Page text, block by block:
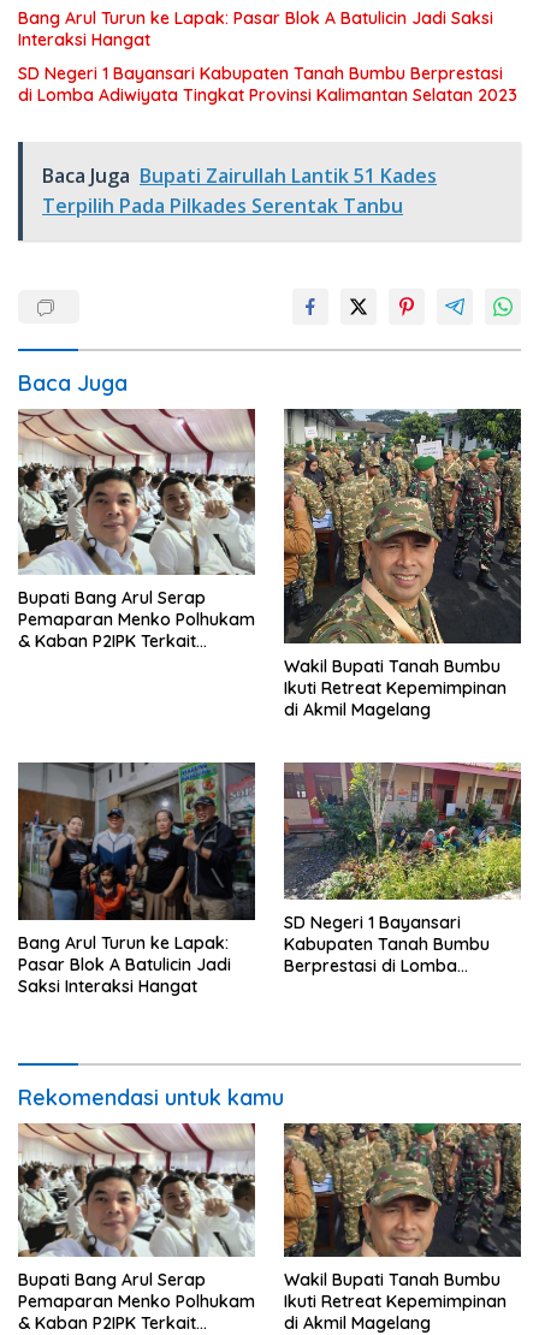
Bang Arul Turun ke Lapak: Pasar Blok A Batulicin Jadi Saksi
Interaksi Hangat
SD Negeri 1 Bayansari Kabupaten Tanah Bumbu Berprestasi
di Lomba Adiwiyata Tingkat Provinsi Kalimantan Selatan 2023
Baca Juga Bupati Zairullah Lantik 51 Kades
Terpilih Pada Pilkades Serentak Tanbu
Baca Juga
Bupati Bang Arul Serap
Pemaparan Menko Polhukam
& Kaban P2IPK Terkait
Wakil Bupati Tanah Bumbu
Ikuti Retreat Kepemimpinan
di Akmil Magelang
Bang Arul Turun ke Lapak:
Pasar Blok A Batulicin Jadi
Saksi Interaksi Hangat
SD Negeri 1 Bayansari
Kabupaten Tanah Bumbu
Berprestasi di Lomba
Rekomendasi untuk kamu
Bupati Bang Arul Serap
Pemaparan Menko Polhukam
& Kaban P2IPK Terkait
Wakil Bupati Tanah Bumbu
Ikuti Retreat Kepemimpinan
di Akmil Magelang